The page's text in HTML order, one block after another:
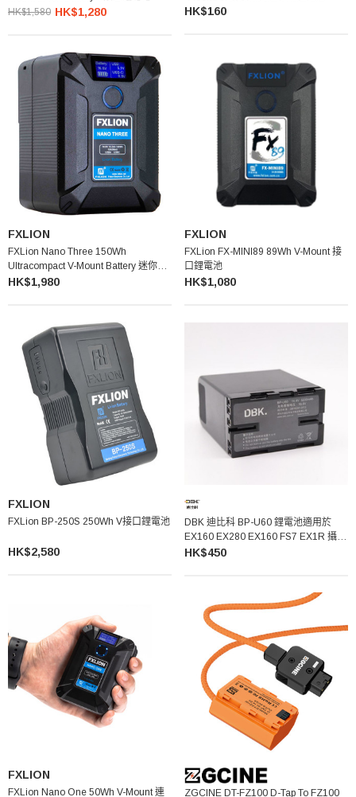
HK$1,580 HK$1,280 HK$160
FXLION
FXLion Nano Three 150Wh
Ultracompact V-Mount Battery 迷你電
池
HK$1,980
FXLION
FXLion FX-MINI89 89Wh V-Mount 接
口鋰電池
HK$1,080
FXLION
FXLion BP-250S 250Wh V接口鋰電池
HK$2,580
DBK 迪比科 BP-U60 鋰電池適用於
EX160 EX280 EX160 FS7 EX1R 攝錄
機
HK$450
FXLION
FXLion Nano One 50Wh V-Mount 連 ZGCINE DT-FZ100 D-Tap To FZ100